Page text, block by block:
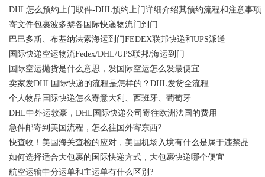
DHL怎么预约上门取件-DHL预约上门详细介绍其预约流程和注意事项
寄文件包裹波多黎各国际快递物流门到门
巴巴多斯、布基纳法索海运到门FEDEX联邦快递和UPS派送
国际快递空运物流Fedex/DHL/UPS联邦/海运到门
国际空运抛货是什么意思，发国际空运怎么发最便宜
卖家发DHL国际快递的流程是怎样的？DHL发货全流程
个人物品国际快递怎么寄意大利、西班牙、葡萄牙
DHL中外运敦豪，DHL国际快递公司寄往欧洲法国的费用
急件邮寄到美国流程，怎么往国外寄东西?
快查收！美国海关查检的应对，美国机场入境有什么是属于违禁品
如何选择适合大包裹的国际快递方式，大包裹快递哪个便宜
航空运输中分运单和主运单有什么区别?